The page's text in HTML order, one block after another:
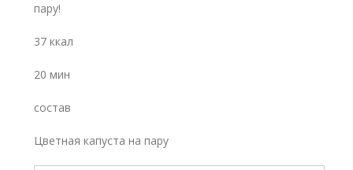
пару!
37 ккал
20 мин
состав
Цветная капуста на пару